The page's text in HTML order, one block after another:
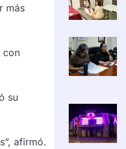
más
con
su
afirmó.